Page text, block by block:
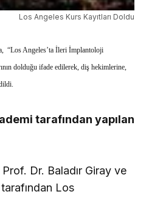
Los Angeles Kurs Kayıtları Doldu
“Los Angeles’ta İleri İmplantoloji
dolduğu ifade edilerek, diş hekimlerine,
tarafından yapılan
Dr. Baladır Giray ve
Los